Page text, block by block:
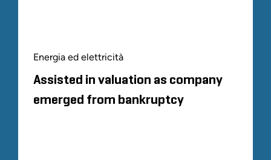
Energia ed elettricità
Assisted in valuation as company
emerged from bankruptcy